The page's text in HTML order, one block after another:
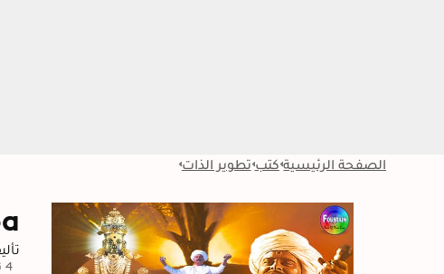
الصفحة الرئيسية كتب تطوير الذات
4 تقييمات